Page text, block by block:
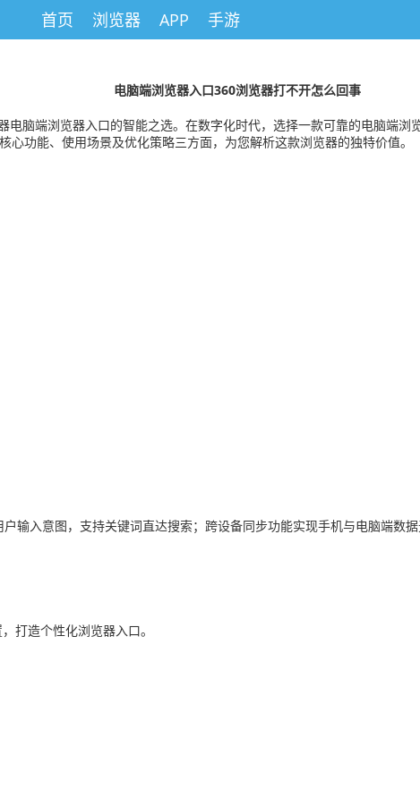
首页 浏览器 APP 手游
电脑端浏览器入口360浏览器打不开怎么回事
电脑端浏览器入口的智能之选。在数字化时代，选择一款可靠的电脑
功能、使用场景及优化策略三方面，为您解析这款浏览器的独特价值。
输入意图，支持关键词直达搜索；跨设备同步功能实现手机与电脑端数
打造个性化浏览器入口。